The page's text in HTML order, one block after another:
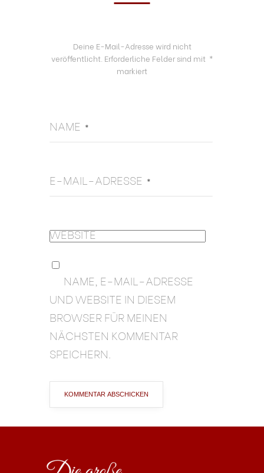
Deine E-Mail-Adresse wird nicht
veröffentlicht. Erforderliche Felder sind mit *
markiert
NAME *
E-MAIL-ADRESSE *
WEBSITE
NAME, E-MAIL-ADRESSE
UND WEBSITE IN DIESEM
BROWSER FÜR MEINEN
NÄCHSTEN KOMMENTAR
SPEICHERN.